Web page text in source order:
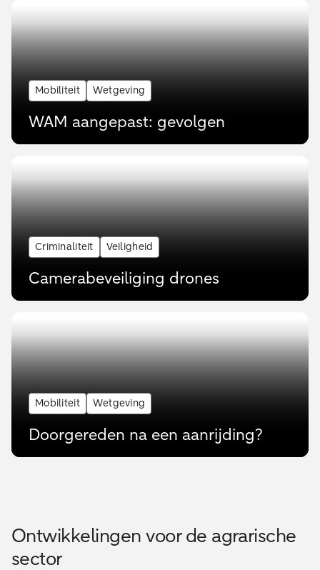
WAM aangepast: gevolgen
Mobiliteit Wetgeving
Camerabeveiliging drones
Criminaliteit Veiligheid
Doorgereden na een aanrijding?
Mobiliteit Wetgeving
Ontwikkelingen voor de agrarische
sector